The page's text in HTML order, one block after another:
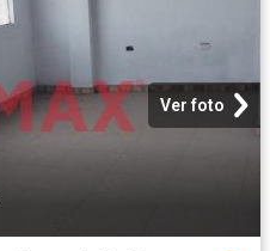
Ver foto